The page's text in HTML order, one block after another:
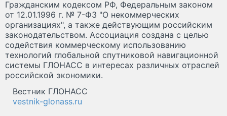
Гражданским кодексом РФ, Федеральным законом
от 12.01.1996 г. № 7-ФЗ "О некоммерческих
организациях", а также действующим российским
законодательством. Ассоциация создана с целью
содействия коммерческому использованию
технологий глобальной спутниковой навигационной
системы ГЛОНАСС в интересах различных отраслей
российской экономики.
Вестник ГЛОНАСС
vestnik-glonass.ru